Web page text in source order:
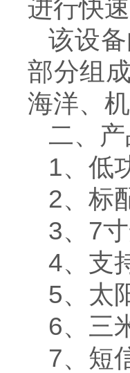
进行快
该设
部分组
海洋、
二、
1、低
2、标
3、7
4、支
5、太
6、三
7、短